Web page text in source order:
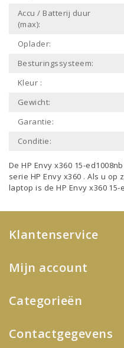
Accu / Batterij duur
(max):
Oplader:
Besturingssysteem:
Kleur :
Gewicht:
Garantie:
Conditie:
De HP Envy x360 15-
serie HP Envy x360 . Als u op
laptopis de HP Envy x360
Klantenservice
Mijn account
Categorieën
Contactgegevens